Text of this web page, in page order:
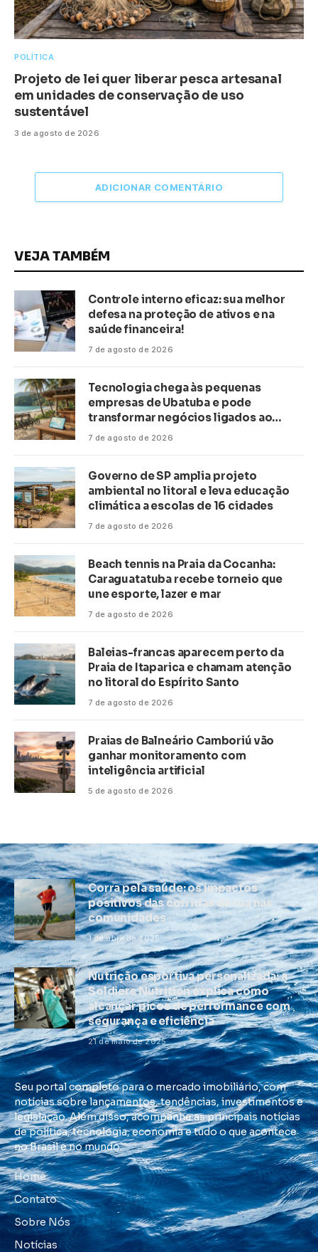
POLÍTICA
Projeto de lei quer liberar pesca artesanal
em unidades de conservação de uso
sustentável
3 de agosto de 2026
ADICIONAR COMENTÁRIO
VEJA TAMBÉM
Controle interno eficaz: sua melhor
defesa na proteção de ativos e na
saúde financeira!
7 de agosto de 2026
Tecnologia chega às pequenas
empresas de Ubatuba e pode
transformar negócios ligados ao
turismo no litoral
7 de agosto de 2026
Governo de SP amplia projeto
ambiental no litoral e leva educação
climática a escolas de 16 cidades
7 de agosto de 2026
Beach tennis na Praia da Cocanha:
Caraguatatuba recebe torneio que
une esporte, lazer e mar
7 de agosto de 2026
Baleias-francas aparecem perto da
Praia de Itaparica e chamam atenção
no litoral do Espírito Santo
7 de agosto de 2026
Praias de Balneário Camboriú vão
ganhar monitoramento com
inteligência artificial
5 de agosto de 2026
Corra pela saúde: os impactos
positivos das corridas de rua nas
comunidades
1 de abril de 2025
Nutrição esportiva personalizada: a
Soldiers Nutrition explica como
alcançar picos de performance com
segurança e eficiência
21 de maio de 2025
Seu portal completo para o mercado imobiliário, com
notícias sobre lançamentos, tendências, investimentos e
legislação. Além disso, acompanhe as principais notícias
de política, tecnologia, economia e tudo o que acontece
no Brasil e no mundo.
Home
Contato
Sobre Nós
Notícias